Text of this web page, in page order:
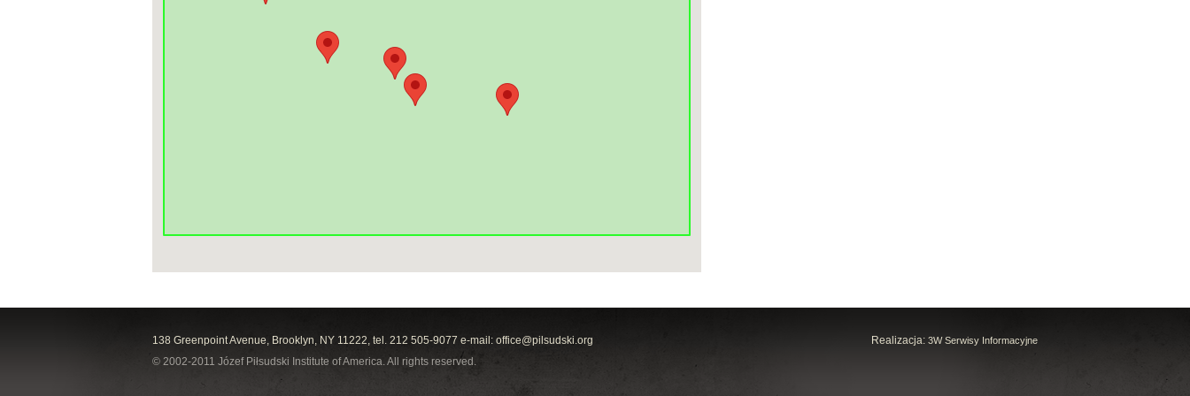
Realizacja: 3W Serwisy Informacyjne
138 Greenpoint Avenue, Brooklyn, NY 11222, tel. 212 505-9077 e-mail: office@pilsudski.org
© 2002-2011 Józef Piłsudski Institute of America. All rights reserved.